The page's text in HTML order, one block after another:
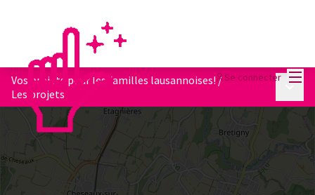
Se connecter
Vos projets pour les familles lausannoises! /
Les projets